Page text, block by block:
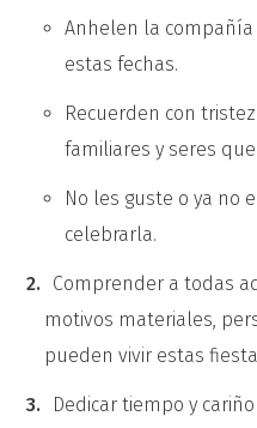
Anhelen la
estas fechas.
Recuerden con
familiares y seres
No les guste o ya no
celebrarla.
Comprender a todas
motivos materiales,
pueden vivir estas
Dedicar tiempo y